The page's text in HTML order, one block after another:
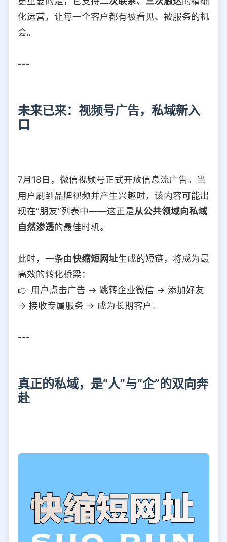
化运营，让每一个客户都有被看见、被服务的机
会。
---
未来已来：视频号广告，私域新入
口
7月18日，微信视频号正式开放信息流广告。当
用户刷到品牌视频并产生兴趣时，该内容可能出
现在“朋友”列表中——这正是从公共领域向私域
自然渗透的最佳时机。
此时，一条由快缩短网址生成的短链，将成为最
高效的转化桥梁：
👉 用户点击广告 → 跳转企业微信 → 添加好友
→ 接收专属服务 → 成为长期客户。
---
真正的私域，是“人”与“企”的双向奔
赴